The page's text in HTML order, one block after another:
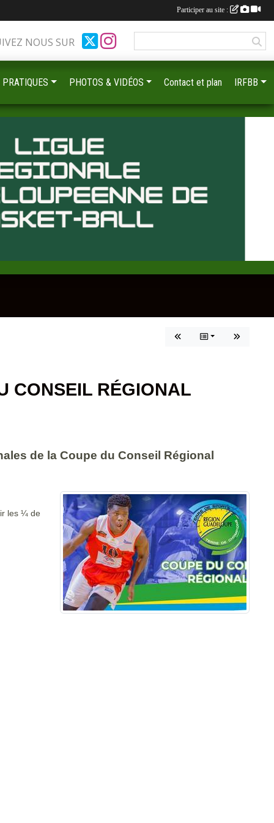
CONSEIL RÉGIONAL
de la Coupe du Conseil Régional
les ¼ de
NOUS SUR
PHOTOS & VIDÉOS Contact et plan IRFBB
Participer au site :